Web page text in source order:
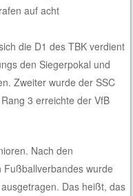
auf acht
die D1 des TBK verdient
den Siegerpokal und
Zweiter wurde der SSC
3 erreichte der VfB
Nach den
wurde
Das heißt, das